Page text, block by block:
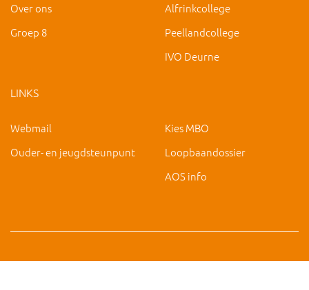
Over ons
Groep 8
Alfrinkcollege
Peellandcollege
IVO Deurne
LINKS
Webmail
Ouder- en jeugdsteunpunt
Kies MBO
Loopbaandossier
AOS info
Copyright 2019 IVO Deurne | hc@ivo-deurne.nl|Cookies